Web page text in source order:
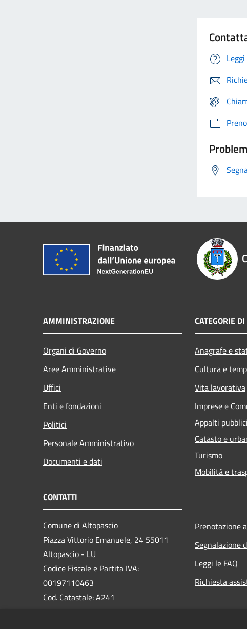
AMMINISTRAZIONE
Organi di Governo
Aree Amministrative
Uffici
Enti e fondazioni
Politici
Personale Amministrativo
Documenti e dati
CATEGORIE
Anagrafe e
Cultura e
Vita lavorativa
Imprese e
Appalti pubblici
Catasto e
Turismo
Mobilità e
CONTATTI
Comune di Altopascio
Piazza Vittorio Emanuele, 24 55011
Altopascio - LU
Codice Fiscale e Partita IVA:
00197110463
Cod. Catastale: A241
Prenotazione
Segnalazione
Leggi le FAQ
Richiesta